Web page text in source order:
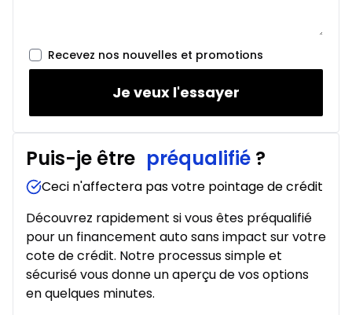
0.00 $ d'acompte • 2.99%
Location sur 39 mois
0.00 $ d'acompte • 2.99%
150$/Sem.
Location sur 36 mois
Location sur 36 mois
0.00 $ d'acompte • 2.99%
À partir de :
155$/ Sem.
Recevez nos nouvelles et promotions
Je veux l'essayer
Puis-je être préqualifié ?
Ceci n'affectera pas votre pointage de crédit
Découvrez rapidement si vous êtes préqualifié
pour un financement auto sans impact sur votre
cote de crédit. Notre processus simple et
sécurisé vous donne un aperçu de vos options
en quelques minutes.